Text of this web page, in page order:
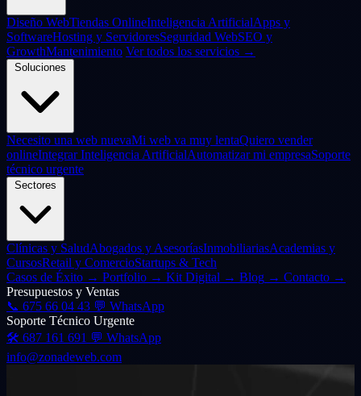
Diseño WebTiendas OnlineInteligencia ArtificialApps y
SoftwareHosting y ServidoresSeguridad WebSEO y
GrowthMantenimiento Ver todos los servicios →
Soluciones
Necesito una web nuevaMi web va muy lentaQuiero vender
onlineIntegrar Inteligencia ArtificialAutomatizar mi empresaSoporte
técnico urgente
Sectores
Clínicas y SaludAbogados y AsesoríasInmobiliariasAcademias y
CursosRetail y ComercioStartups & Tech
Casos de Éxito → Portfolio → Kit Digital → Blog → Contacto →
Presupuestos y Ventas
📞 675 66 04 43 💬 WhatsApp
Soporte Técnico Urgente
🛠️ 687 161 691 💬 WhatsApp
info@zonadeweb.com